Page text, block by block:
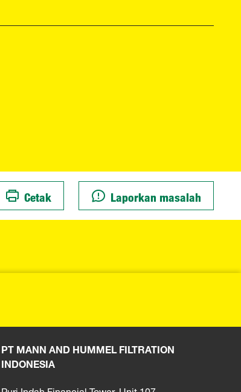
Cetak Laporkan masalah
PT MANN AND HUMMEL FILTRATION
INDONESIA